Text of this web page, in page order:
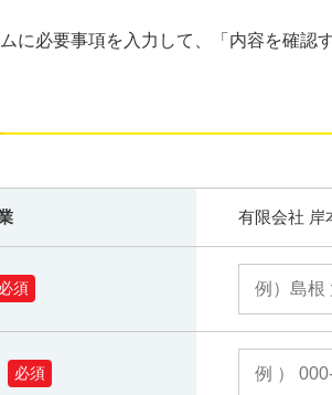
に必要事項を入力して、「内容を確認
有限会社 岸
必須
必須